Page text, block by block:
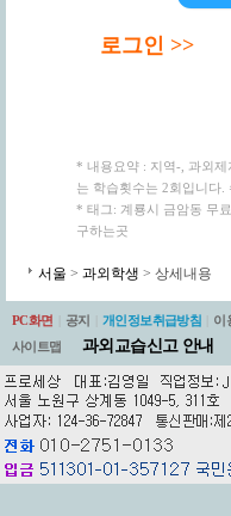
로그인 >>
* 내용요약 : 지역-, 과외
는 학습횟수는 2회입니다.
* 태그: 계룡시 금암동 무
구하는곳
서울 > 과외학생 > 상세내용
PC화면 공지 개인정보취급방침 이
사이트맵
과외교습신고 안내